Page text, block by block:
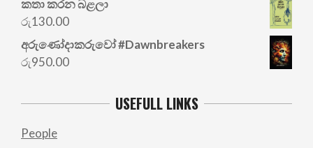
was:
කතා කරන බළලා
රු130.00
අරු‍ණෝදාකරුවෝ #Dawnbreakers
රු950.00
USEFULL LINKS
People